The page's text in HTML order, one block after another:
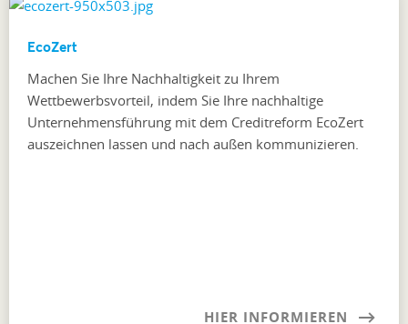
EcoZert
Machen Sie Ihre Nachhaltigkeit zu Ihrem
Wettbewerbsvorteil, indem Sie Ihre nachhaltige
Unternehmensführung mit dem Creditreform EcoZert
auszeichnen lassen und nach außen kommunizieren.
HIER INFORMIEREN